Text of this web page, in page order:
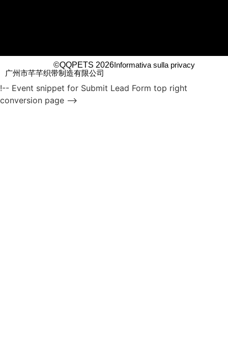
©QQPETS 2026Informativa sulla privacy
广州市芊芊织带制造有限公司
!-- Event snippet for Submit Lead Form top right
conversion page -->